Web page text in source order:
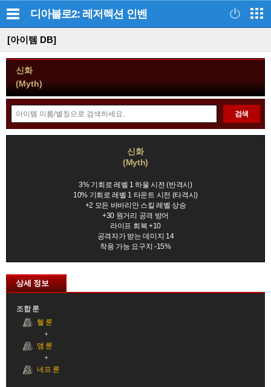
디아블로2: 레저렉션 인벤
[아이템 DB]
신화
(Myth)
아
이
템
검색
신화
(Myth)
3% 기회로 레벨 1 하울 시전 (반격시)
10% 기회로 레벨 1 타운트 시전 (타격시)
+2 모든 바바리안 스킬 레벨 상승
+30 원거리 공격 방어
라이프 회복 +10
공격자가 받는 데미지 14
착용 가능 요구치 -15%
상세 정보
조합 룬
헬 룬
앰 룬
네프 룬